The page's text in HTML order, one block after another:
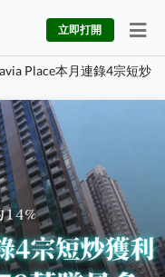
立即打開
Place本月連錄4宗短炒